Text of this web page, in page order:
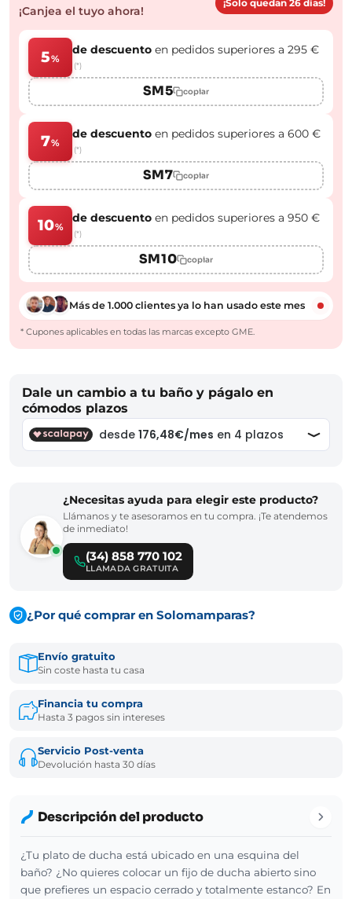
¡Canjea el tuyo ahora!
¡Solo quedan 26 días!
5%
de descuento en pedidos superiores a 295 €
(*)
SM5 copiar
7%
de descuento en pedidos superiores a 600 €
(*)
SM7 copiar
10%
de descuento en pedidos superiores a 950 €
(*)
SM10 copiar
Más de 1.000 clientes ya lo han usado este mes
* Cupones aplicables en todas las marcas excepto GME.
Dale un cambio a tu baño y págalo en
cómodos plazos
¿Necesitas ayuda para elegir este producto?
Llámanos y te asesoramos en tu compra. ¡Te atendemos
de inmediato!
(34) 858 770 102
LLAMADA GRATUITA
¿Por qué comprar en Solomamparas?
Envío gratuito
Sin coste hasta tu casa
Financia tu compra
Hasta 3 pagos sin intereses
Servicio Post-venta
Devolución hasta 30 días
Descripción del producto
¿Tu plato de ducha está ubicado en una esquina del
baño? ¿No quieres colocar un fijo de ducha abierto sino
que prefieres un espacio cerrado y totalmente estanco? En